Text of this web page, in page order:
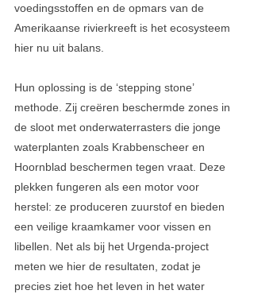
voedingsstoffen en de opmars van de
Amerikaanse rivierkreeft is het ecosysteem
hier nu uit balans.
Hun oplossing is de ‘stepping stone’
methode. Zij creëren beschermde zones in
de sloot met onderwaterrasters die jonge
waterplanten zoals Krabbenscheer en
Hoornblad beschermen tegen vraat. Deze
plekken fungeren als een motor voor
herstel: ze produceren zuurstof en bieden
een veilige kraamkamer voor vissen en
libellen. Net als bij het Urgenda-project
meten we hier de resultaten, zodat je
precies ziet hoe het leven in het water